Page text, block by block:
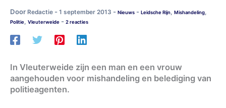
Door Redactie - 1 september 2013 - Nieuws - Leidsche Rijn, Mishandeling,
Politie, Vleuterweide - 2 reacties
In Vleuterweide zijn een man en een vrouw
aangehouden voor mishandeling en belediging van
politieagenten.